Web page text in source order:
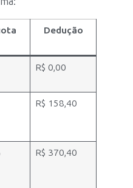
Dedução
R$ 0,00
R$ 158,40
R$ 370,40